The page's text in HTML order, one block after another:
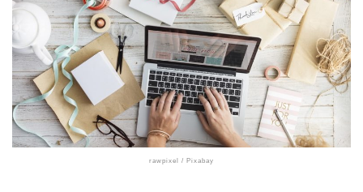
rawpixel / Pixabay